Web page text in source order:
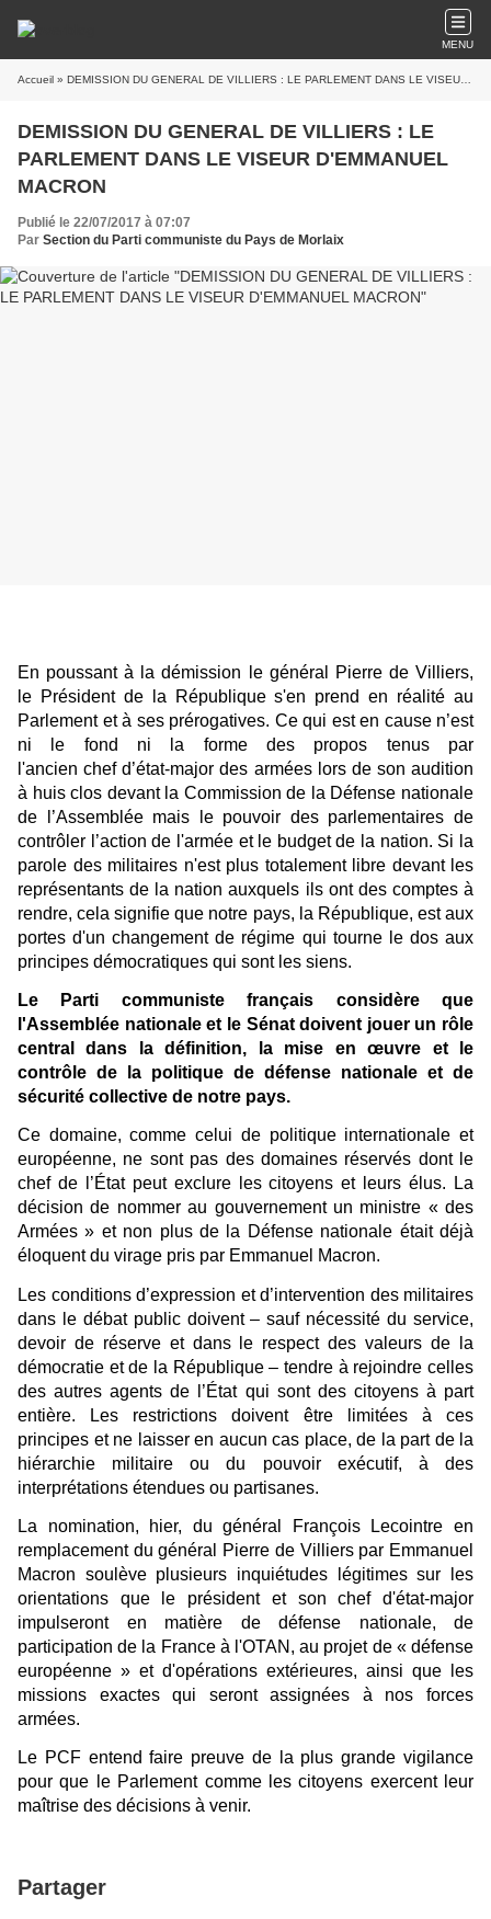
MENU
Accueil » DEMISSION DU GENERAL DE VILLIERS : LE PARLEMENT DANS LE VISEUR D'EMMANUEL MACRON
DEMISSION DU GENERAL DE VILLIERS : LE
PARLEMENT DANS LE VISEUR D'EMMANUEL
MACRON
Publié le 22/07/2017 à 07:07
Par Section du Parti communiste du Pays de Morlaix
En poussant à la démission le général Pierre de Villiers,
le Président de la République s'en prend en réalité au
Parlement et à ses prérogatives. Ce qui est en cause n’est
ni le fond ni la forme des propos tenus par
l'ancien chef d’état-major des armées lors de son audition
à huis clos devant la Commission de la Défense nationale
de l’Assemblée mais le pouvoir des parlementaires de
contrôler l’action de l'armée et le budget de la nation. Si la
parole des militaires n'est plus totalement libre devant les
représentants de la nation auxquels ils ont des comptes à
rendre, cela signifie que notre pays, la République, est aux
portes d'un changement de régime qui tourne le dos aux
principes démocratiques qui sont les siens.
Le Parti communiste français considère que
l'Assemblée nationale et le Sénat doivent jouer un rôle
central dans la définition, la mise en œuvre et le
contrôle de la politique de défense nationale et de
sécurité collective de notre pays.
Ce domaine, comme celui de politique internationale et
européenne, ne sont pas des domaines réservés dont le
chef de l’État peut exclure les citoyens et leurs élus. La
décision de nommer au gouvernement un ministre « des
Armées » et non plus de la Défense nationale était déjà
éloquent du virage pris par Emmanuel Macron.
Les conditions d’expression et d’intervention des militaires
dans le débat public doivent – sauf nécessité du service,
devoir de réserve et dans le respect des valeurs de la
démocratie et de la République – tendre à rejoindre celles
des autres agents de l’État qui sont des citoyens à part
entière. Les restrictions doivent être limitées à ces
principes et ne laisser en aucun cas place, de la part de la
hiérarchie militaire ou du pouvoir exécutif, à des
interprétations étendues ou partisanes.
La nomination, hier, du général François Lecointre en
remplacement du général Pierre de Villiers par Emmanuel
Macron soulève plusieurs inquiétudes légitimes sur les
orientations que le président et son chef d'état-major
impulseront en matière de défense nationale, de
participation de la France à l'OTAN, au projet de « défense
européenne » et d'opérations extérieures, ainsi que les
missions exactes qui seront assignées à nos forces
armées.
Le PCF entend faire preuve de la plus grande vigilance
pour que le Parlement comme les citoyens exercent leur
maîtrise des décisions à venir.
Partager